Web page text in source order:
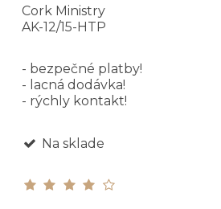
Cork Ministry
AK-12/15-HTP
- bezpečné platby!
- lacná dodávka!
- rýchly kontakt!
Na sklade